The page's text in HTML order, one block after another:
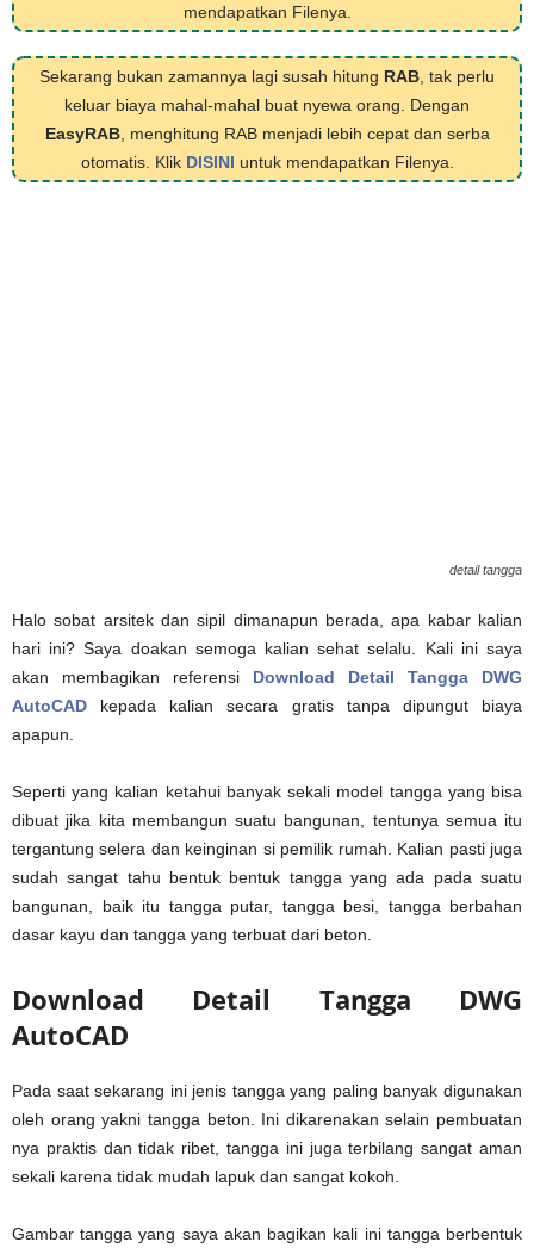
mendapatkan Filenya.
Sekarang bukan zamannya lagi susah hitung RAB , tak perlu
keluar biaya mahal-mahal buat nyewa orang. Dengan
EasyRAB, menghitung RAB menjadi lebih cepat dan serba
otomatis. Klik DISINI untuk mendapatkan Filenya.
detail tangga
Halo sobat arsitek dan sipil dimanapun berada, apa kabar kalian
hari ini? Saya doakan semoga kalian sehat selalu. Kali ini saya
akan membagikan referensi Download Detail Tangga DWG
AutoCAD kepada kalian secara gratis tanpa dipungut biaya
apapun.
Seperti yang kalian ketahui banyak sekali model tangga yang bisa
dibuat jika kita membangun suatu bangunan, tentunya semua itu
tergantung selera dan keinginan si pemilik rumah. Kalian pasti juga
sudah sangat tahu bentuk bentuk tangga yang ada pada suatu
bangunan, baik itu tangga putar, tangga besi, tangga berbahan
dasar kayu dan tangga yang terbuat dari beton.
Download Detail Tangga DWG
AutoCAD
Pada saat sekarang ini jenis tangga yang paling banyak digunakan
oleh orang yakni tangga beton. Ini dikarenakan selain pembuatan
nya praktis dan tidak ribet, tangga ini juga terbilang sangat aman
sekali karena tidak mudah lapuk dan sangat kokoh.
Gambar tangga yang saya akan bagikan kali ini tangga berbentuk